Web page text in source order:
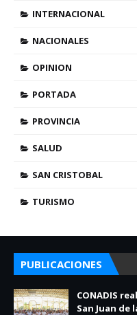
INTERNACIONAL
NACIONALES
OPINION
PORTADA
PROVINCIA
SALUD
SAN CRISTOBAL
TURISMO
PUBLICACIONES
CONADIS
San Juan de